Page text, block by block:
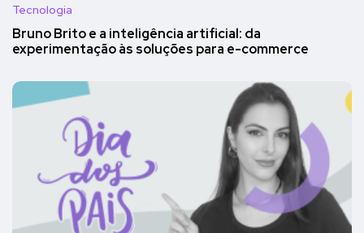
Tecnologia
Bruno Brito e a inteligência artificial: da
experimentação às soluções para e-commerce